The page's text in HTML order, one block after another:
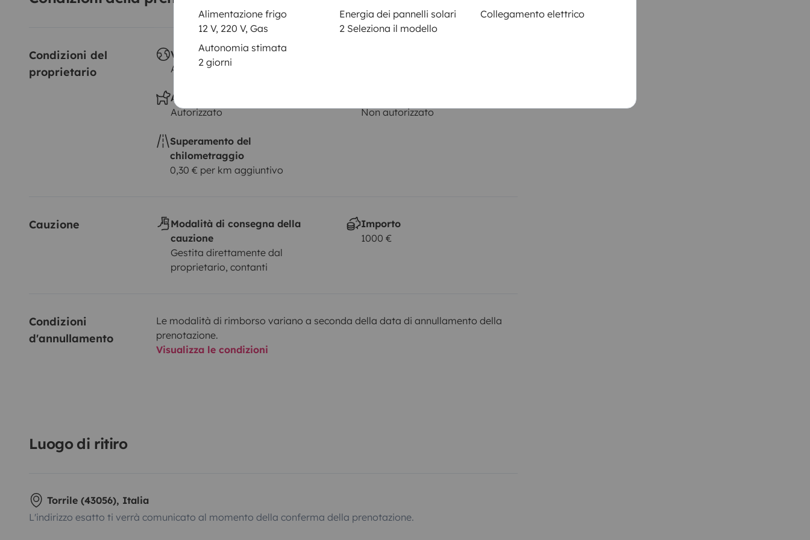
Alimentazione frigo
12 V, 220 V, Gas
Energia dei pannelli solari
2 Seleziona il modello
Collegamento elettrico
Autonomia stimata
2 giorni
Condizioni del
proprietario
Viaggio all'estero
Autorizzato
Animali a bordo
Autorizzato
Non autorizzato
Superamento del
chilometraggio
0,30 € per km aggiuntivo
Cauzione
Modalità di consegna della
cauzione
Gestita direttamente dal
proprietario, contanti
Importo
1000 €
Condizioni
d'annullamento
Le modalità di rimborso variano a seconda della data di annullamento della
prenotazione.
Visualizza le condizioni
Luogo di ritiro
Torrile (43056), Italia
L'indirizzo esatto ti verrà comunicato al momento della conferma della prenotazione.